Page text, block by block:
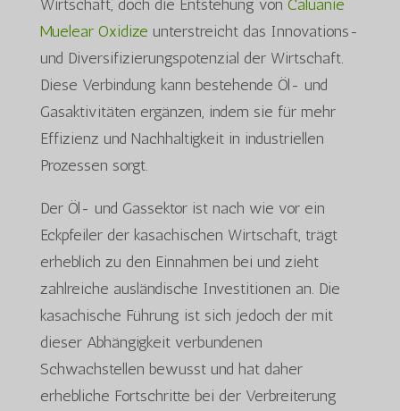
Wirtschaft, doch die Entstehung von Caluanie
Muelear Oxidize unterstreicht das Innovations-
und Diversifizierungspotenzial der Wirtschaft.
Diese Verbindung kann bestehende Öl- und
Gasaktivitäten ergänzen, indem sie für mehr
Effizienz und Nachhaltigkeit in industriellen
Prozessen sorgt.
Der Öl- und Gassektor ist nach wie vor ein
Eckpfeiler der kasachischen Wirtschaft, trägt
erheblich zu den Einnahmen bei und zieht
zahlreiche ausländische Investitionen an. Die
kasachische Führung ist sich jedoch der mit
dieser Abhängigkeit verbundenen
Schwachstellen bewusst und hat daher
erhebliche Fortschritte bei der Verbreiterung